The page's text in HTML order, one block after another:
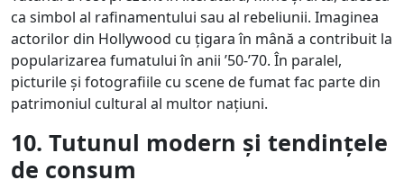
ca simbol al rafinamentului sau al rebeliunii. Imaginea
actorilor din Hollywood cu țigara în mână a contribuit la
popularizarea fumatului în anii ’50-’70. În paralel,
picturile și fotografiile cu scene de fumat fac parte din
patrimoniul cultural al multor națiuni.
10. Tutunul modern și tendințele
de consum